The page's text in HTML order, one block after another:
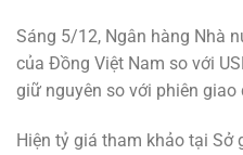
Sáng 5/12, Ngân hàng Nhà
của Đồng Việt Nam so với
giữ nguyên so với phiên giao
Hiện tỷ giá tham khảo tại